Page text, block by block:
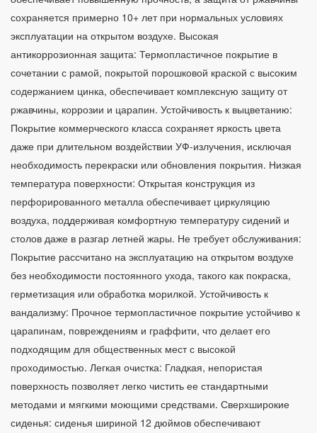
сохраняется примерно 10+ лет при нормальных условиях
эксплуатации на открытом воздухе. Высокая
антикоррозионная защита: Термопластичное покрытие в
сочетании с рамой, покрытой порошковой краской с высоким
содержанием цинка, обеспечивает комплексную защиту от
ржавчины, коррозии и царапин. Устойчивость к выцветанию:
Покрытие коммерческого класса сохраняет яркость цвета
даже при длительном воздействии УФ-излучения, исключая
необходимость перекраски или обновления покрытия. Низкая
температура поверхности: Открытая конструкция из
перфорированного металла обеспечивает циркуляцию
воздуха, поддерживая комфортную температуру сидений и
столов даже в разгар летней жары. Не требует обслуживания:
Покрытие рассчитано на эксплуатацию на открытом воздухе
без необходимости постоянного ухода, такого как покраска,
герметизация или обработка морилкой. Устойчивость к
вандализму: Прочное термопластичное покрытие устойчиво к
царапинам, повреждениям и граффити, что делает его
подходящим для общественных мест с высокой
проходимостью. Легкая очистка: Гладкая, непористая
поверхность позволяет легко чистить ее стандартными
методами и мягкими моющими средствами. Сверхширокие
сиденья: сиденья шириной 12 дюймов обеспечивают